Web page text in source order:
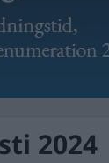
2024